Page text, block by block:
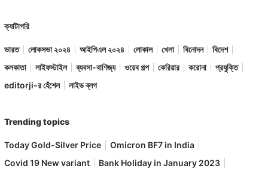
ক্যাটাগরি
ভারত লোকসভা ২০২৪ আইপিএল ২০২৪ লোকাল খেলা বিনোদন
বিদেশ
কলকাতা
লাইফস্টাইল ব্যবসা-বাণিজ্য ওয়েব গল্প কেরিয়ার করোনা
প্রযুক্তি
editorji-র হেঁশেল
লাইভ ব্লগ
Trending topics
Today Gold-Silver Price
Omicron BF7 in India
Covid 19 New variant
Bank Holiday in January 2023